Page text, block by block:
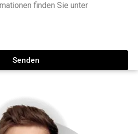
finden Sie unter
Senden